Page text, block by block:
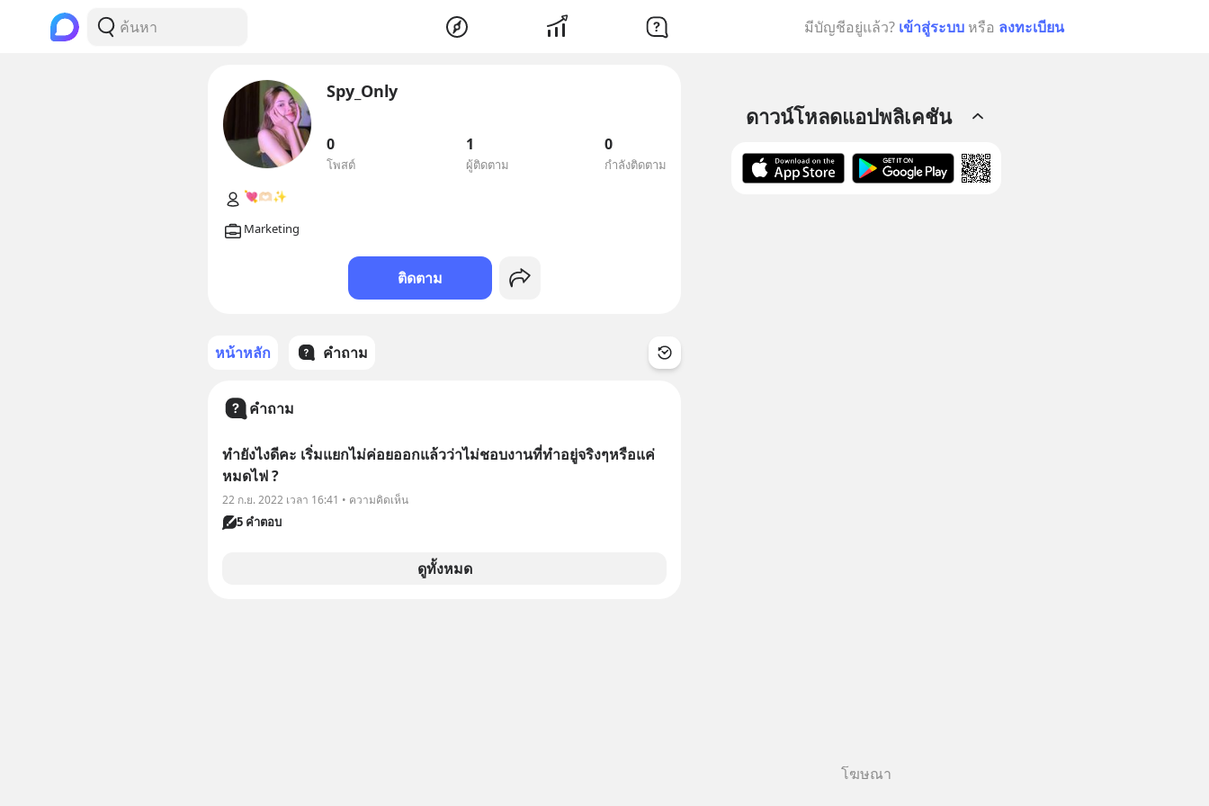
มีบัญชีอยู่แล้ว? เข้าสู่ระบบ หรือ ลงทะเบียน
Spy_Only
0
โพสต์
1
ผู้ติดตาม
0
กำลังติดตาม
ติดตาม
หน้าหลัก คำถาม
คำถาม
ทำยังไงดีคะ เริ่มแยกไม่ค่อยออกแล้วว่าไม่ชอบงานที่ทำอยู่จริงๆหรือแค่
หมดไฟ ?
22 ก.ย. 2022 เวลา 16:41 • ความคิดเห็น
5 คำตอบ
ดูทั้งหมด
ดาวน์โหลดแอปพลิเคชัน
โฆษณา